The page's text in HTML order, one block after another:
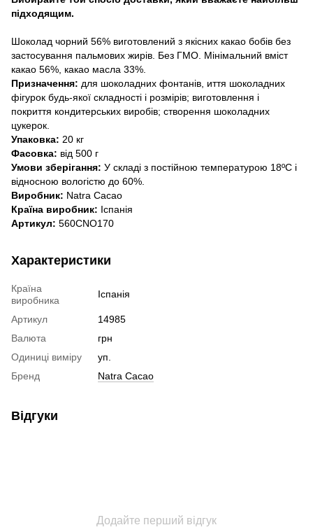
підходящим.
Шоколад чорний 56% виготовлений з якісних какао бобів без
застосування пальмових жирів. Без ГМО. Мінімальний вміст
какао 56%, какао масла 33%.
Призначення: для шоколадних фонтанів, иття шоколадних
фігурок будь-якої складності і розмірів; виготовлення і
покриття кондитерських виробів; створення шоколадних
цукерок.
Упаковка: 20 кг
Фасовка: від 500 г
Умови зберігання: У складі з постійною температурою 18ºC і
відносною вологістю до 60%.
Виробник: Natra Cacao
Країна виробник: Іспанія
Артикул: 560CNO170
Характеристики
Країна
виробника
Іспанія
Артикул
14985
Валюта
грн
Одиниці виміру
уп.
Бренд
Natra Cacao
Відгуки
Додайте перший відгук